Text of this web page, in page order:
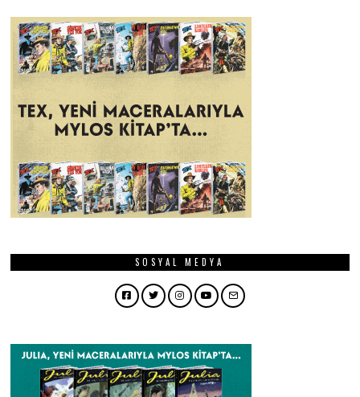
SOSYAL MEDYA
Facebook
TwitterInstagram
YouTubeEmail